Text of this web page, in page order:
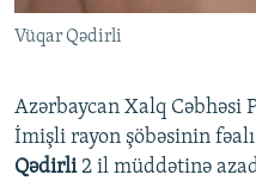
Vüqar Qədirli
Azərbaycan Xalq Cəbhəsi
İmişli rayon şöbəsinin
Qədirli2 il müddətinə